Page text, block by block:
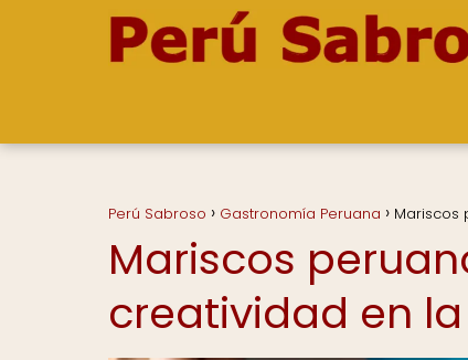
Perú Sabroso Gastronomía Peruana Mariscos
Mariscos
creatividad en